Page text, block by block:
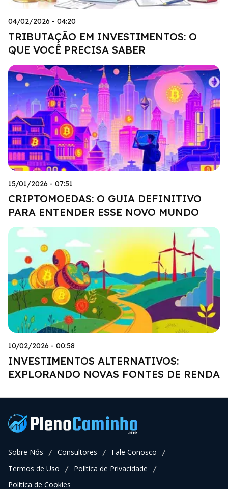
04/02/2026 - 04:20
TRIBUTAÇÃO EM INVESTIMENTOS: O
QUE VOCÊ PRECISA SABER
15/01/2026 - 07:51
CRIPTOMOEDAS: O GUIA DEFINITIVO
PARA ENTENDER ESSE NOVO MUNDO
10/02/2026 - 00:58
INVESTIMENTOS ALTERNATIVOS:
EXPLORANDO NOVAS FONTES DE RENDA
Sobre Nós / Consultores / Fale Conosco /
Termos de Uso / Política de Privacidade /
Política de Cookies